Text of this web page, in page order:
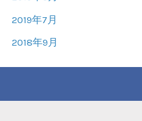
2019年7月
2018年9月